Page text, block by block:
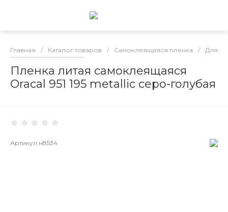
Главная / Каталог товаров / Самоклеящаяся пленка / Для
Пленка литая самоклеящаяся
Oracal 951 195 metallic серо-голубая
Артикул н8534